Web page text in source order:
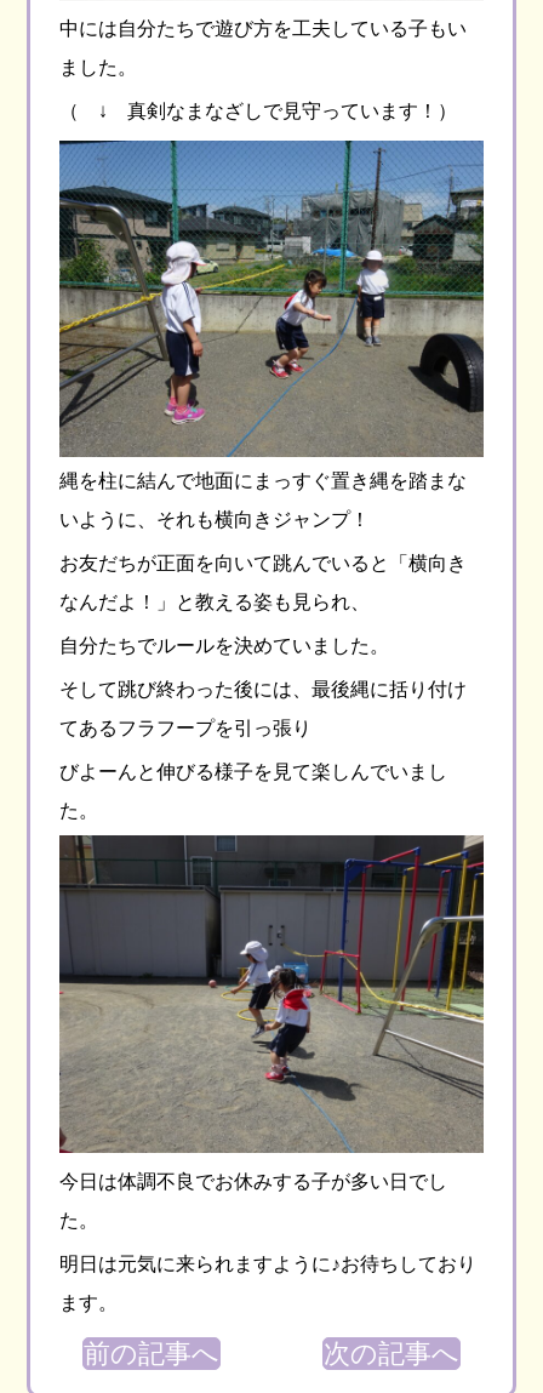
中には自分たちで遊び方を工夫している子もい
ました。
（ ↓ 真剣なまなざしで見守っています！）
縄を柱に結んで地面にまっすぐ置き縄を踏まな
いように、それも横向きジャンプ！
お友だちが正面を向いて跳んでいると「横向き
なんだよ！」と教える姿も見られ、
自分たちでルールを決めていました。
そして跳び終わった後には、最後縄に括り付け
てあるフラフープを引っ張り
びよーんと伸びる様子を見て楽しんでいまし
た。
今日は体調不良でお休みする子が多い日でし
た。
明日は元気に来られますように♪お待ちしており
ます。
前の記事へ 次の記事へ